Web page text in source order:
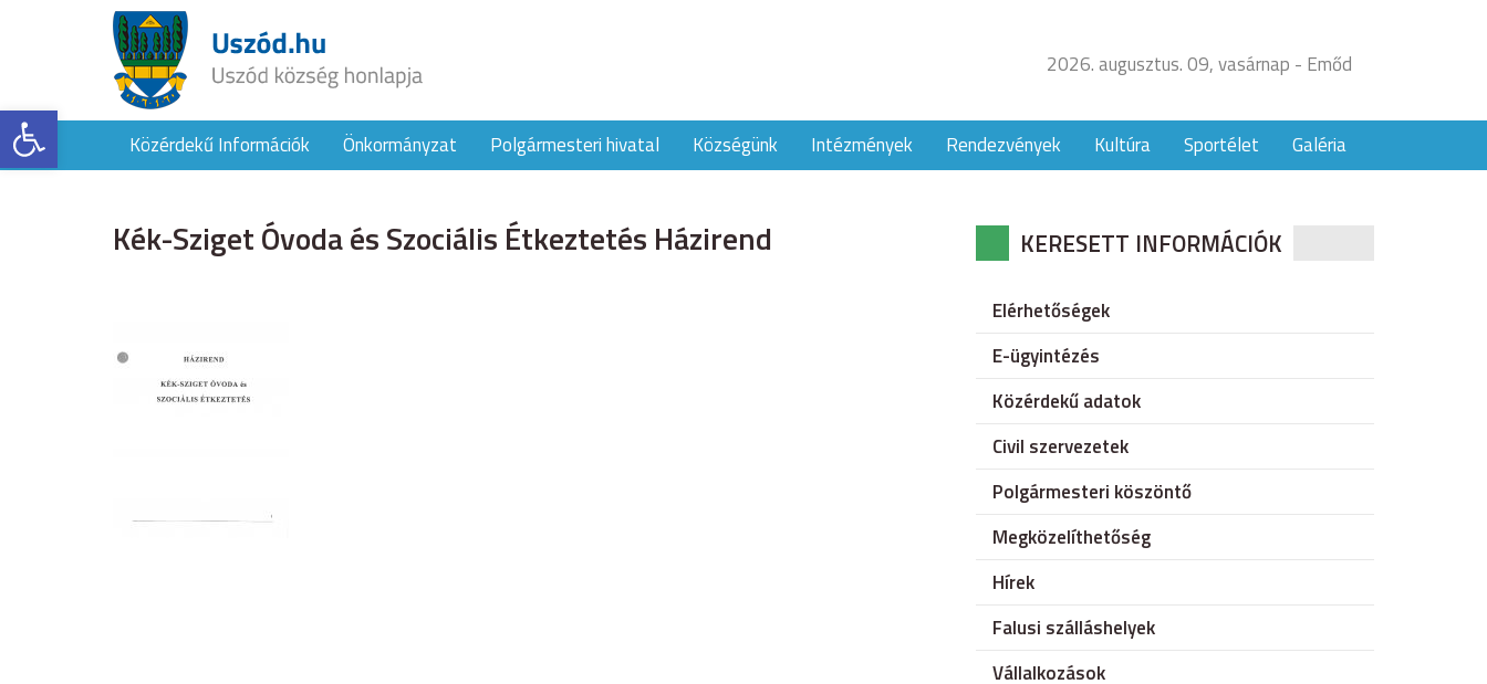
Eszköztár megnyitása
2026. augusztus. 09, vasárnap - Emőd
Közérdekű Információk Önkormányzat Polgármesteri hivatal Községünk Intézmények Rendezvények Kultúra Sportélet Galéria
Kék-Sziget Óvoda és Szociális Étkeztetés Házirend KERESETT INFORMÁCIÓK
Elérhetőségek
E-ügyintézés
Közérdekű adatok
Civil szervezetek
Polgármesteri köszöntő
Megközelíthetőség
Hírek
Falusi szálláshelyek
Vállalkozások